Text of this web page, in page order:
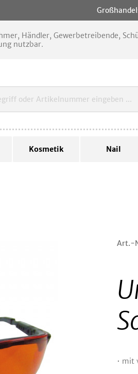
Händler, Gewerbetreibende,
nutzbar.
Kosmetik Nail
Art.-
• mit